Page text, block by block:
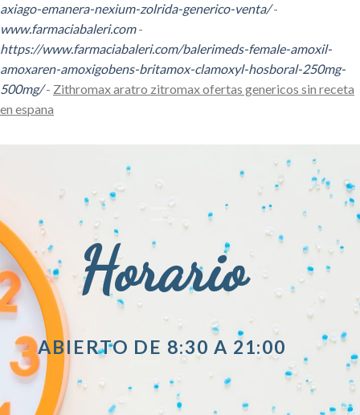
axiago-emanera-nexium-zolrida-generico-venta/-
www.farmaciabaleri.com-
https://www.farmaciabaleri.com/balerimeds-female-amoxil-
amoxaren-amoxigobens-britamox-clamoxyl-hosboral-250mg-
500mg/- Zithromax aratro zitromax ofertas genericos sin receta
en espana
Horario
ABIERTO DE 8:30 A 21:00